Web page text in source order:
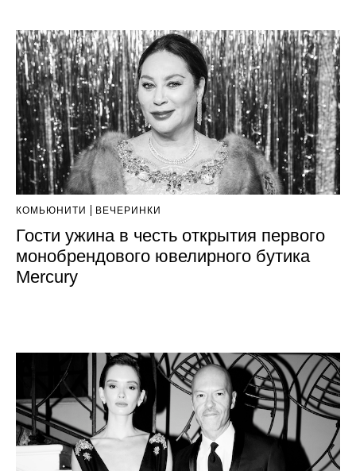
КОМЬЮНИТИ ВЕЧЕРИНКИ
Гости ужина в честь открытия первого
монобрендового ювелирного бутика
Mercury